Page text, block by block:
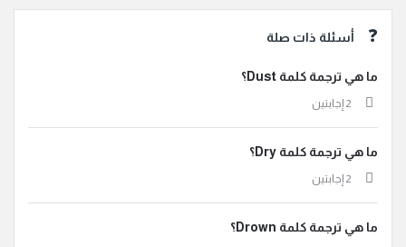
أسئلة ذات صلة
ما هي ترجمة كلمة Dust؟
‫2 إجابتين
ما هي ترجمة كلمة Dry؟
‫2 إجابتين
ما هي ترجمة كلمة Drown؟